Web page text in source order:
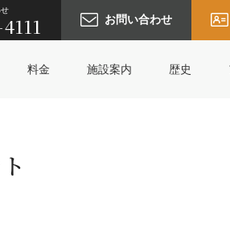
お問い合わせ
料金 施設案内 歴史